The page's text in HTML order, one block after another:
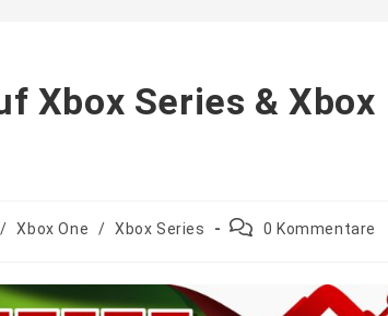
Xbox Series & Xbox
/ Xbox One / Xbox Series
Beitrags-0 Kommentare